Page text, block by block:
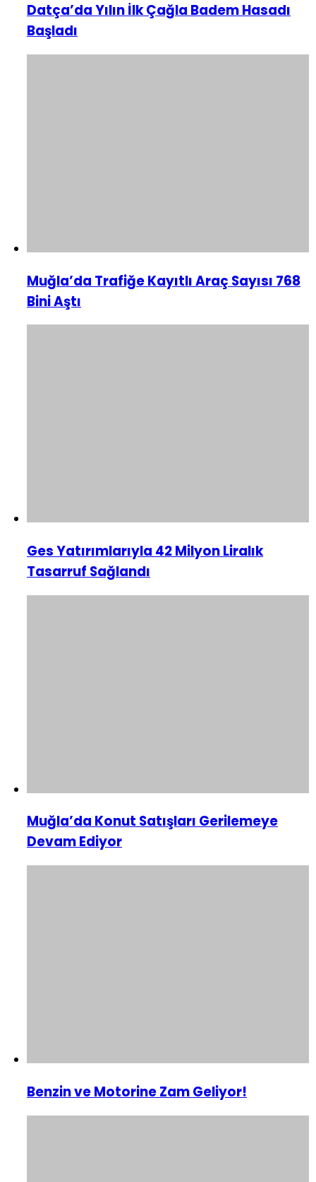
Datça’da Yılın İlk Çağla Badem Hasadı
Başladı
Muğla’da Trafiğe Kayıtlı Araç Sayısı 768
Bini Aştı
Ges Yatırımlarıyla 42 Milyon Liralık
Tasarruf Sağlandı
Muğla’da Konut Satışları Gerilemeye
Devam Ediyor
Benzin ve Motorine Zam Geliyor!